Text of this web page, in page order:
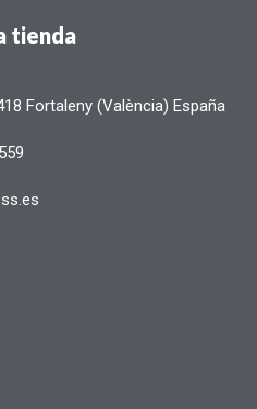
tienda
Fortaleny (València) España